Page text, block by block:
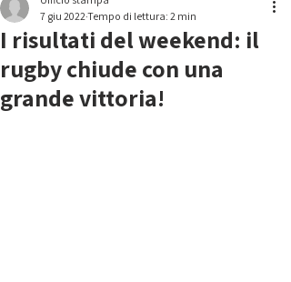
I risultati del weekend: il
rugby chiude con una
grande vittoria!
7 giu 2022Tempo di lettura: 2 min